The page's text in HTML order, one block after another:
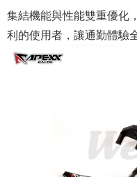
集結機能與性能雙重優化
利的使用者，讓通勤體驗